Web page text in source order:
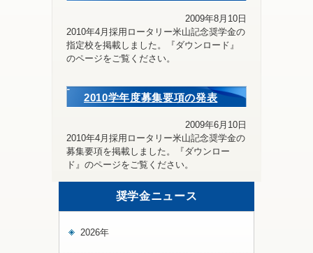
2009年8月10日
2010年4月採用ロータリー米山記念奨学金の
指定校を掲載しました。『ダウンロード』
のページをご覧ください。
2010学年度募集要項の発表
2009年6月10日
2010年4月採用ロータリー米山記念奨学金の
募集要項を掲載しました。『ダウンロー
ド』のページをご覧ください。
奨学金ニュース
2026年